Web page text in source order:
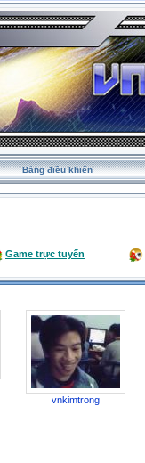
Bảng điều khiển
Game trực tuyến
vnkimtrong